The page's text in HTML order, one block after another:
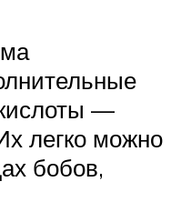
—
легко можно
бобов,